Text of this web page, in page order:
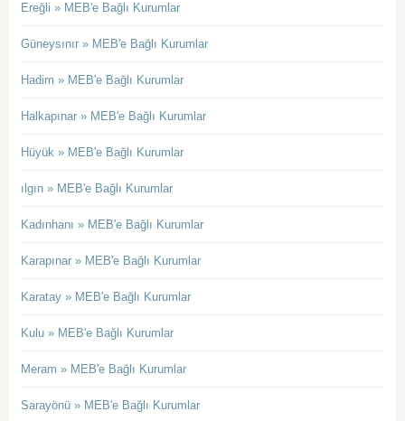
Ereğli » MEB'e Bağlı Kurumlar
Güneysınır » MEB'e Bağlı Kurumlar
Hadim » MEB'e Bağlı Kurumlar
Halkapınar » MEB'e Bağlı Kurumlar
Hüyük » MEB'e Bağlı Kurumlar
ılgın » MEB'e Bağlı Kurumlar
Kadınhanı » MEB'e Bağlı Kurumlar
Karapınar » MEB'e Bağlı Kurumlar
Karatay » MEB'e Bağlı Kurumlar
Kulu » MEB'e Bağlı Kurumlar
Meram » MEB'e Bağlı Kurumlar
Sarayönü » MEB'e Bağlı Kurumlar